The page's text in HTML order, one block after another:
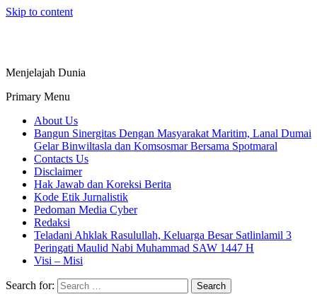
Skip to content
Menjelajah Dunia
Primary Menu
About Us
Bangun Sinergitas Dengan Masyarakat Maritim, Lanal Dumai
Gelar Binwiltasla dan Komsosmar Bersama Spotmaral
Contacts Us
Disclaimer
Hak Jawab dan Koreksi Berita
Kode Etik Jurnalistik
Pedoman Media Cyber
Redaksi
Teladani Ahklak Rasulullah, Keluarga Besar Satlinlamil 3
Peringati Maulid Nabi Muhammad SAW 1447 H
Visi – Misi
Search for: